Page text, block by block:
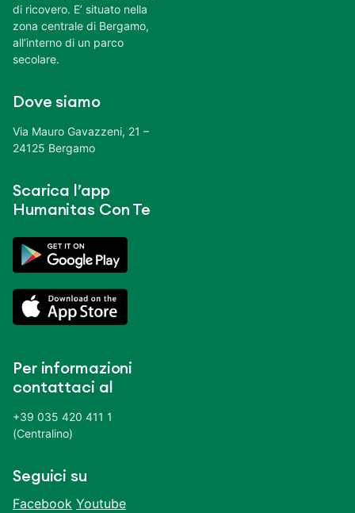
di ricovero. E’ situato nella
zona centrale di Bergamo,
all’interno di un parco
secolare.
Dove siamo
Via Mauro Gavazzeni, 21 –
24125 Bergamo
Scarica l’app
Humanitas Con Te
Per informazioni
contattaci al
+39 035 420 411 1
(Centralino)
Seguici su
Facebook Youtube